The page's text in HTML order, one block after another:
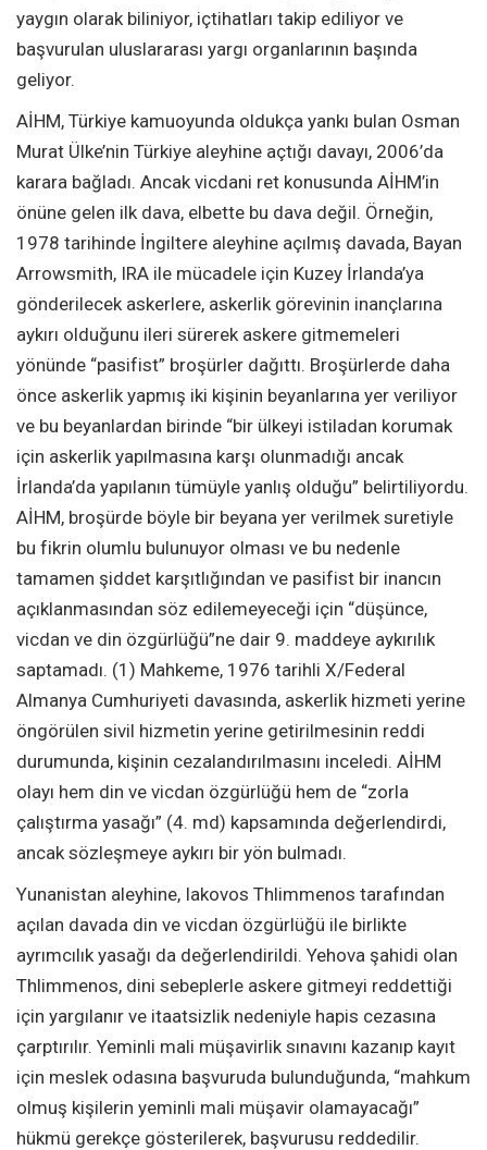
yaygın olarak biliniyor, içtihatları takip ediliyor ve
başvurulan uluslararası yargı organlarının başında
geliyor.
AİHM, Türkiye kamuoyunda oldukça yankı bulan Osman
Murat Ülke’nin Türkiye aleyhine açtığı davayı, 2006’da
karara bağladı. Ancak vicdani ret konusunda AİHM’in
önüne gelen ilk dava, elbette bu dava değil. Örneğin,
1978 tarihinde İngiltere aleyhine açılmış davada, Bayan
Arrowsmith, IRA ile mücadele için Kuzey İrlanda’ya
gönderilecek askerlere, askerlik görevinin inançlarına
aykırı olduğunu ileri sürerek askere gitmemeleri
yönünde “pasifist” broşürler dağıttı. Broşürlerde daha
önce askerlik yapmış iki kişinin beyanlarına yer veriliyor
ve bu beyanlardan birinde “bir ülkeyi istiladan korumak
için askerlik yapılmasına karşı olunmadığı ancak
İrlanda’da yapılanın tümüyle yanlış olduğu” belirtiliyordu.
AİHM, broşürde böyle bir beyana yer verilmek suretiyle
bu fikrin olumlu bulunuyor olması ve bu nedenle
tamamen şiddet karşıtlığından ve pasifist bir inancın
açıklanmasından söz edilemeyeceği için “düşünce,
vicdan ve din özgürlüğü”ne dair 9. maddeye aykırılık
saptamadı. (1) Mahkeme, 1976 tarihli X/Federal
Almanya Cumhuriyeti davasında, askerlik hizmeti yerine
öngörülen sivil hizmetin yerine getirilmesinin reddi
durumunda, kişinin cezalandırılmasını inceledi. AİHM
olayı hem din ve vicdan özgürlüğü hem de “zorla
çalıştırma yasağı” (4. md) kapsamında değerlendirdi,
ancak sözleşmeye aykırı bir yön bulmadı.
Yunanistan aleyhine, Iakovos Thlimmenos tarafından
açılan davada din ve vicdan özgürlüğü ile birlikte
ayrımcılık yasağı da değerlendirildi. Yehova şahidi olan
Thlimmenos, dini sebeplerle askere gitmeyi reddettiği
için yargılanır ve itaatsizlik nedeniyle hapis cezasına
çarptırılır. Yeminli mali müşavirlik sınavını kazanıp kayıt
için meslek odasına başvuruda bulunduğunda, “mahkum
olmuş kişilerin yeminli mali müşavir olamayacağı”
hükmü gerekçe gösterilerek, başvurusu reddedilir.